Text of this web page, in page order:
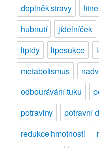
doplněk stravy
hubnutí
jídelníček
lipidy
liposukce
metabolismus
odbourávání tuku
potraviny
potravní
redukce hmotnosti